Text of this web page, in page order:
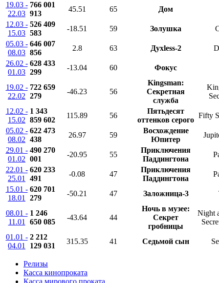
19.03 -
22.03
766 001
913
45.51 65
Дом
12.03 -
15.03
526 409
583
-18.51 59 Золушка
05.03 -
08.03
646 007
856
2.8 63 Духless-2
26.02 -
01.03
628 433
299
-13.04 60 Фокус
19.02 -
22.02
722 659
279
-46.23 56
Kingsman:
Секретная
служба
12.02 -
15.02
1 343
859 602
115.89 56
Пятьдесят
оттенков серого
Fifty
05.02 -
08.02
622 473
438
26.97 59
Восхождение
Юпитер
29.01 -
01.02
490 270
001
-20.95 55
Приключения
Паддингтона
22.01 -
25.01
620 233
491
-0.08 47
Приключения
Паддингтона
15.01 -
18.01
620 701
279
-50.21 47 Заложница-3
08.01 -
11.01
1 246
650 085
-43.64 44
Ночь в музее:
Секрет
гробницы
Night
01.01 -
04.01
2 212
129 031
315.35 41 Седьмой сын
Релизы
Касса кинопроката